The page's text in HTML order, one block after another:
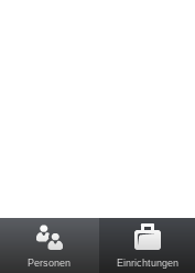
Personen Einrichtungen